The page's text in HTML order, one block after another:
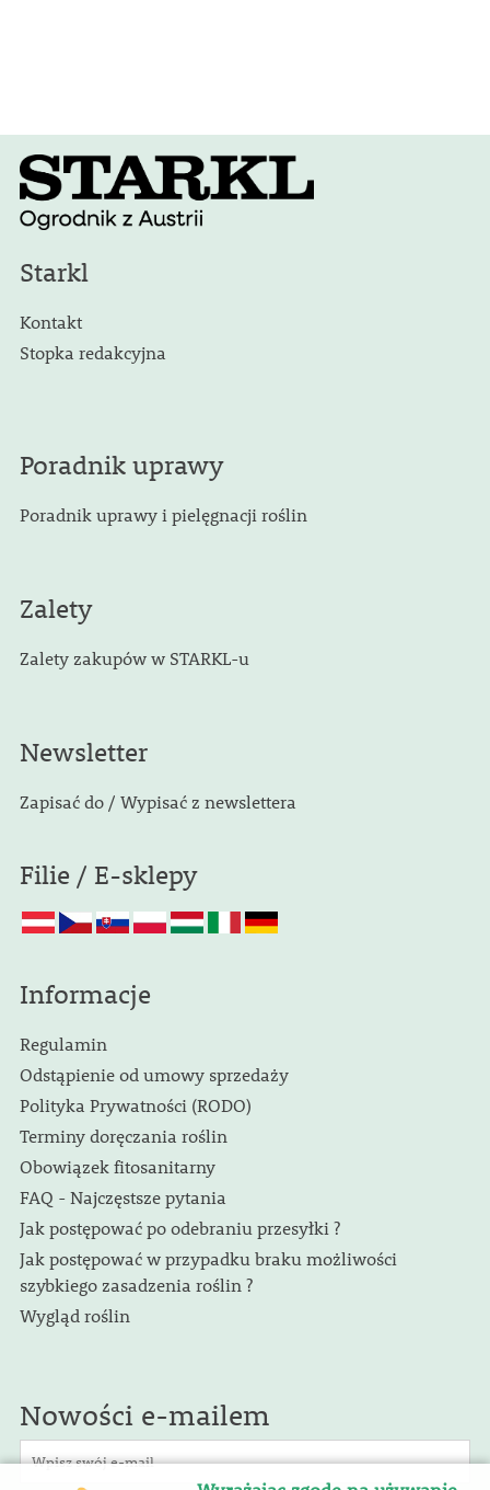
Starkl
Kontakt
Stopka redakcyjna
Poradnik uprawy
Poradnik uprawy i pielęgnacji roślin
Zalety
Zalety zakupów w STARKL-u
Newsletter
Zapisać do / Wypisać z newslettera
Filie / E-sklepy
Informacje
Regulamin
Odstąpienie od umowy sprzedaży
Polityka Prywatności (RODO)
Terminy doręczania roślin
Obowiązek fitosanitarny
FAQ - Najczęstsze pytania
Jak postępować po odebraniu przesyłki ?
Jak postępować w przypadku braku możliwości
szybkiego zasadzenia roślin ?
Wygląd roślin
Nowości e-mailem